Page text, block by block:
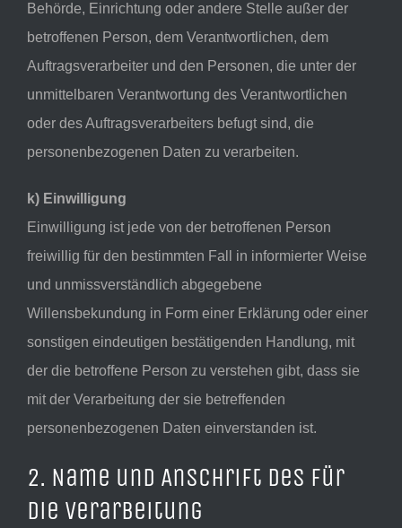
Behörde, Einrichtung oder andere Stelle außer der
betroffenen Person, dem Verantwortlichen, dem
Auftragsverarbeiter und den Personen, die unter der
unmittelbaren Verantwortung des Verantwortlichen
oder des Auftragsverarbeiters befugt sind, die
personenbezogenen Daten zu verarbeiten.
k) Einwilligung
Einwilligung ist jede von der betroffenen Person
freiwillig für den bestimmten Fall in informierter Weise
und unmissverständlich abgegebene
Willensbekundung in Form einer Erklärung oder einer
sonstigen eindeutigen bestätigenden Handlung, mit
der die betroffene Person zu verstehen gibt, dass sie
mit der Verarbeitung der sie betreffenden
personenbezogenen Daten einverstanden ist.
2. Name und Anschrift des für
die Verarbeitung